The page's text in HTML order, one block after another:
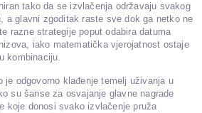
tako da se izvlačenja održavaju svakog
a glavni zgoditak raste sve dok ga netko ne
razne strategije poput odabira datuma
iako matematička vjerojatnost ostaje
kombinaciju.
je odgovorno klađenje temelj uživanja u
su šanse za osvajanje glavne nagrade
koje donosi svako izvlačenje pruža